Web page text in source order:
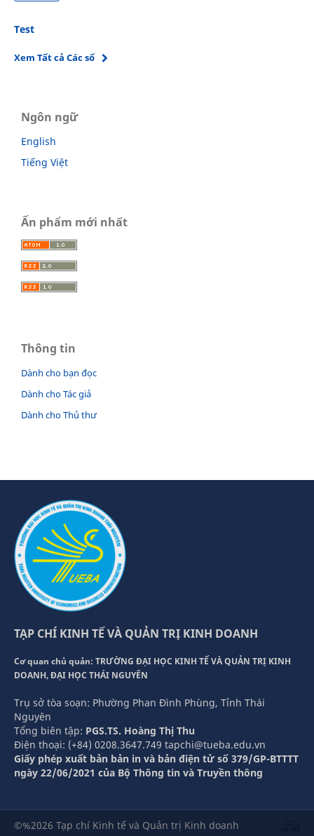
Test
Xem Tất cả Các số
Ngôn ngữ
English
Tiếng Việt
Ấn phẩm mới nhất
Thông tin
Dành cho bạn đọc
Dành cho Tác giả
Dành cho Thủ thư
TẠP CHÍ KINH TẾ VÀ QUẢN TRỊ KINH DOANH
Cơ quan chủ quản: TRƯỜNG ĐẠI HỌC KINH TẾ VÀ QUẢN TRỊ KINH
DOANH, ĐẠI HỌC THÁI NGUYÊN
Trụ sở tòa soạn: Phường Phan Đình Phùng, Tỉnh Thái
Nguyên
Tổng biên tập: PGS.TS. Hoàng Thị Thu
Điện thoại: (+84) 0208.3647.749 tapchi@tueba.edu.vn
Giấy phép xuất bản bản in và bản điện tử số 379/GP-BTTTT
ngày 22/06/2021 của Bộ Thông tin và Truyền thông
©%2026 Tạp chí Kinh tế và Quản trị Kinh doanh